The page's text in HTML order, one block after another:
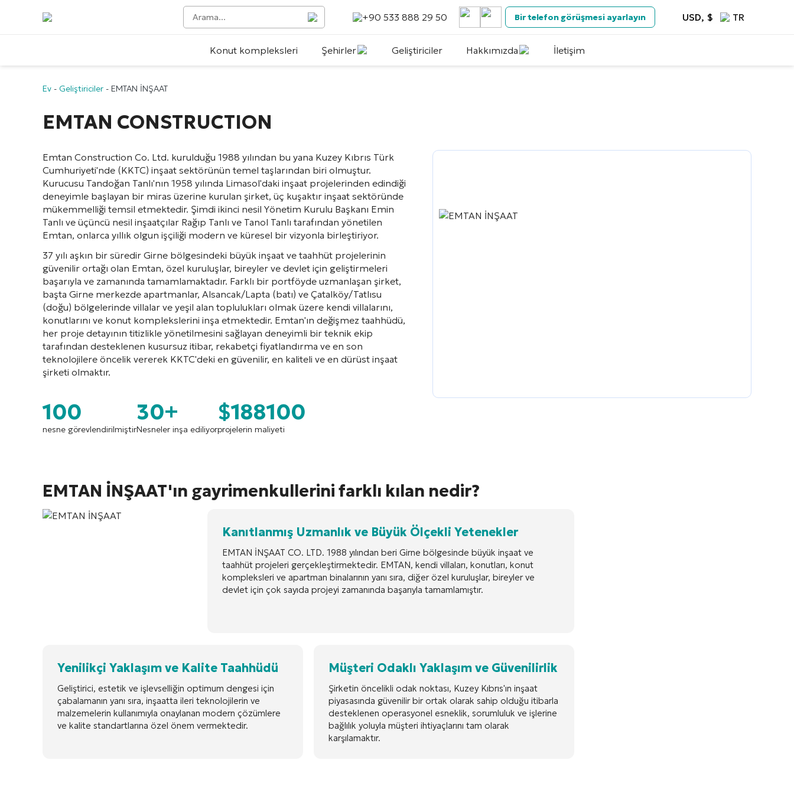
+90 533 888 29 50 Bir telefon görüşmesi ayarlayın USD, $ TR
Konut kompleksleri Şehirler Geliştiriciler Hakkımızda İletişim
Ev - Geliştiriciler - EMTAN İNŞAAT
EMTAN CONSTRUCTION
Emtan Construction Co. Ltd. kurulduğu 1988 yılından bu yana Kuzey Kıbrıs Türk
Cumhuriyeti'nde (KKTC) inşaat sektörünün temel taşlarından biri olmuştur.
Kurucusu Tandoğan Tanlı'nın 1958 yılında Limasol'daki inşaat projelerinden edindiği
deneyimle başlayan bir miras üzerine kurulan şirket, üç kuşaktır inşaat sektöründe
mükemmelliği temsil etmektedir. Şimdi ikinci nesil Yönetim Kurulu Başkanı Emin
Tanlı ve üçüncü nesil inşaatçılar Rağıp Tanlı ve Tanol Tanlı tarafından yönetilen
Emtan, onlarca yıllık olgun işçiliği modern ve küresel bir vizyonla birleştiriyor.
37 yılı aşkın bir süredir Girne bölgesindeki büyük inşaat ve taahhüt projelerinin
güvenilir ortağı olan Emtan, özel kuruluşlar, bireyler ve devlet için geliştirmeleri
başarıyla ve zamanında tamamlamaktadır. Farklı bir portföyde uzmanlaşan şirket,
başta Girne merkezde apartmanlar, Alsancak/Lapta (batı) ve Çatalköy/Tatlısu
(doğu) bölgelerinde villalar ve yeşil alan toplulukları olmak üzere kendi villalarını,
konutlarını ve konut komplekslerini inşa etmektedir. Emtan'ın değişmez taahhüdü,
her proje detayının titizlikle yönetilmesini sağlayan deneyimli bir teknik ekip
tarafından desteklenen kusursuz itibar, rekabetçi fiyatlandırma ve en son
teknolojilere öncelik vererek KKTC'deki en güvenilir, en kaliteli ve en dürüst inşaat
şirketi olmaktır.
100
nesne görevlendirilmiştir
30+
Nesneler inşa ediliyor
$188100
projelerin maliyeti
EMTAN İNŞAAT'ın gayrimenkullerini farklı kılan nedir?
Kanıtlanmış Uzmanlık ve Büyük Ölçekli Yetenekler
EMTAN İNŞAAT CO. LTD. 1988 yılından beri Girne bölgesinde büyük inşaat ve
taahhüt projeleri gerçekleştirmektedir. EMTAN, kendi villaları, konutları, konut
kompleksleri ve apartman binalarının yanı sıra, diğer özel kuruluşlar, bireyler ve
devlet için çok sayıda projeyi zamanında başarıyla tamamlamıştır.
Yenilikçi Yaklaşım ve Kalite Taahhüdü
Geliştirici, estetik ve işlevselliğin optimum dengesi için
çabalamanın yanı sıra, inşaatta ileri teknolojilerin ve
malzemelerin kullanımıyla onaylanan modern çözümlere
ve kalite standartlarına özel önem vermektedir.
Müşteri Odaklı Yaklaşım ve Güvenilirlik
Şirketin öncelikli odak noktası, Kuzey Kıbrıs'ın inşaat
piyasasında güvenilir bir ortak olarak sahip olduğu itibarla
desteklenen operasyonel esneklik, sorumluluk ve işlerine
bağlılık yoluyla müşteri ihtiyaçlarını tam olarak
karşılamaktır.